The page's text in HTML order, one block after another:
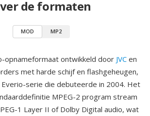
de formaten
MOD MP2
opnameformaat ontwikkeld door JVC en
met harde schijf en flashgeheugen,
Everio-serie die debuteerde in 2004. Het
MPEG-2 program stream
1 Layer II of Dolby Digital audio, wat